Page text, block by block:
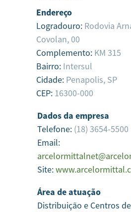
Endereço
Logradouro: Rodovia
Covolan, 00
Complemento: KM 315
Bairro: Intersul
Cidade: Penapolis, SP
CEP: 16300-000
Dados da empresa
Telefone: (18) 3654-5500
Email:
Site:
Área de atuação
Distribuição e Centros